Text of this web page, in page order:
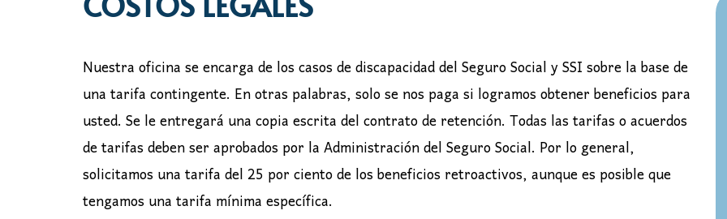
Nuestra oficina se encarga de los casos de discapacidad del Seguro Social y SSI sobre la base de
una tarifa contingente. En otras palabras, solo se nos paga si logramos obtener beneficios para
usted. Se le entregará una copia escrita del contrato de retención. Todas las tarifas o acuerdos
de tarifas deben ser aprobados por la Administración del Seguro Social. Por lo general,
solicitamos una tarifa del 25 por ciento de los beneficios retroactivos, aunque es posible que
tengamos una tarifa mínima específica.